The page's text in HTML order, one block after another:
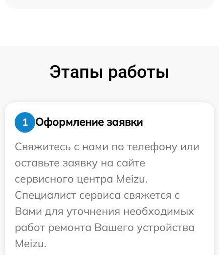
Этапы работы
1
Оформление заявки
Свяжитесь с нами по телефону или
оставьте заявку на сайте
сервисного центра Meizu.
Специалист сервиса свяжется с
Вами для уточнения необходимых
работ ремонта Вашего устройства
Meizu.